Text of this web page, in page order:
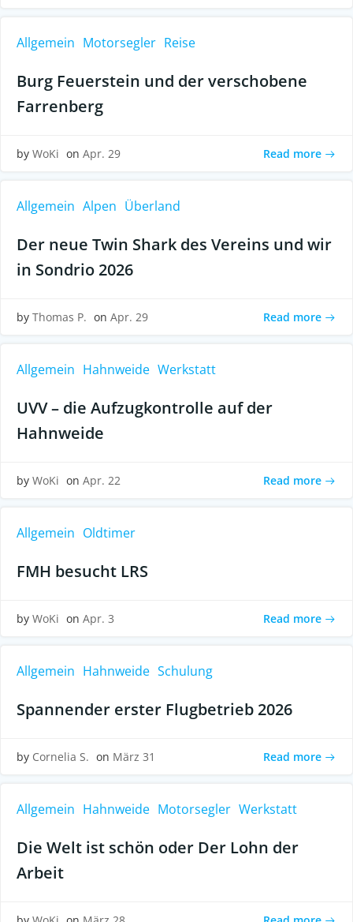
Allgemein Motorsegler Reise
Burg Feuerstein und der verschobene
Farrenberg
by WoKi on Apr. 29 Read more
Allgemein Alpen Überland
Der neue Twin Shark des Vereins und wir
in Sondrio 2026
by Thomas P. on Apr. 29 Read more
Allgemein Hahnweide Werkstatt
UVV – die Aufzugkontrolle auf der
Hahnweide
by WoKi on Apr. 22 Read more
Allgemein Oldtimer
FMH besucht LRS
by WoKi on Apr. 3 Read more
Allgemein Hahnweide Schulung
Spannender erster Flugbetrieb 2026
by Cornelia S. on März 31 Read more
Allgemein Hahnweide Motorsegler Werkstatt
Die Welt ist schön oder Der Lohn der
Arbeit